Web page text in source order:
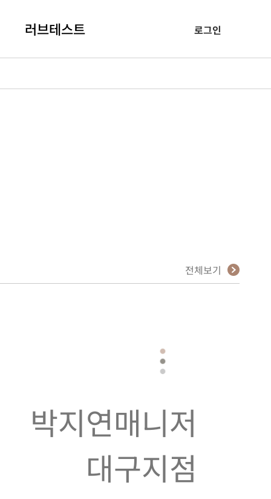
러브테스트 로그인
전체보기
박지연매니저
대구지점